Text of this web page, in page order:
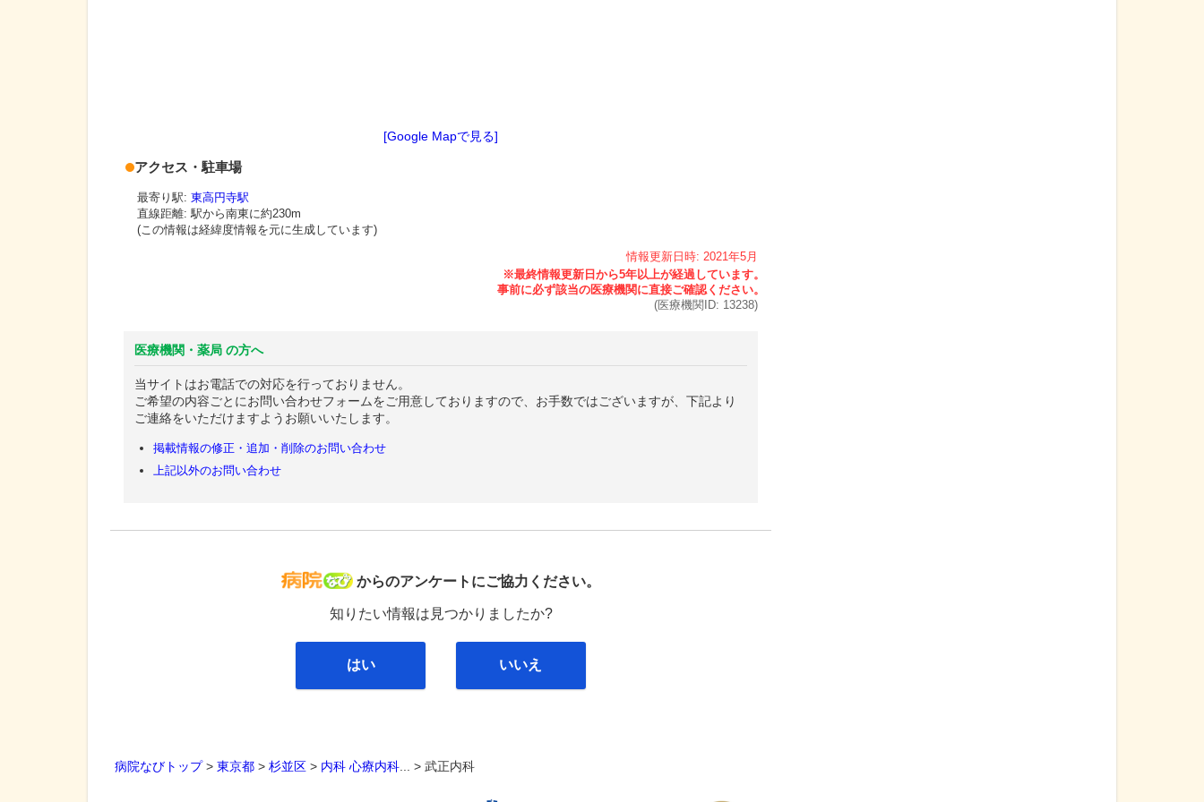
[Google Mapで見る]
アクセス・駐車場
最寄り駅: 東高円寺駅
直線距離: 駅から南東に約230m
(この情報は経緯度情報を元に生成しています)
情報更新日時: 2021年5月
(医療機関ID: 13238)
医療機関・薬局 の方へ
当サイトはお電話での対応を行っておりません。
ご希望の内容ごとにお問い合わせフォームをご用意しておりますので、お手数ではございますが、下記より
ご連絡をいただけますようお願いいたします。
掲載情報の修正・追加・削除のお問い合わせ
上記以外のお問い合わせ
病院なび
からのアンケートにご協力ください。
知りたい情報は見つかりましたか?
はい いいえ
病院なびトップ> 東京都 > 杉並区 > 内科 心療内科 ... > 武正内科